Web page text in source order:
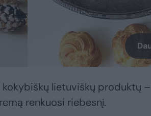
lietuviškų produktų
renkuosi riebesnį.